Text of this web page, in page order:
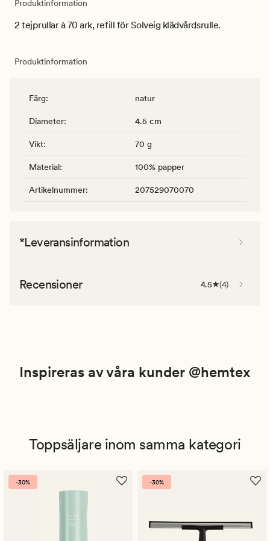
Produktinformation
2 tejprullar à 70 ark, refill för Solveig klädvårdsrulle.
Produktinformation
Färg: natur
Diameter: 4.5 cm
Vikt: 70 g
Material: 100% papper
Artikelnummer: 207529070070
*Leveransinformation
Recensioner 4.5 (4)
Inspireras av våra kunder @hemtex
Toppsäljare inom samma kategori
-30% -30%